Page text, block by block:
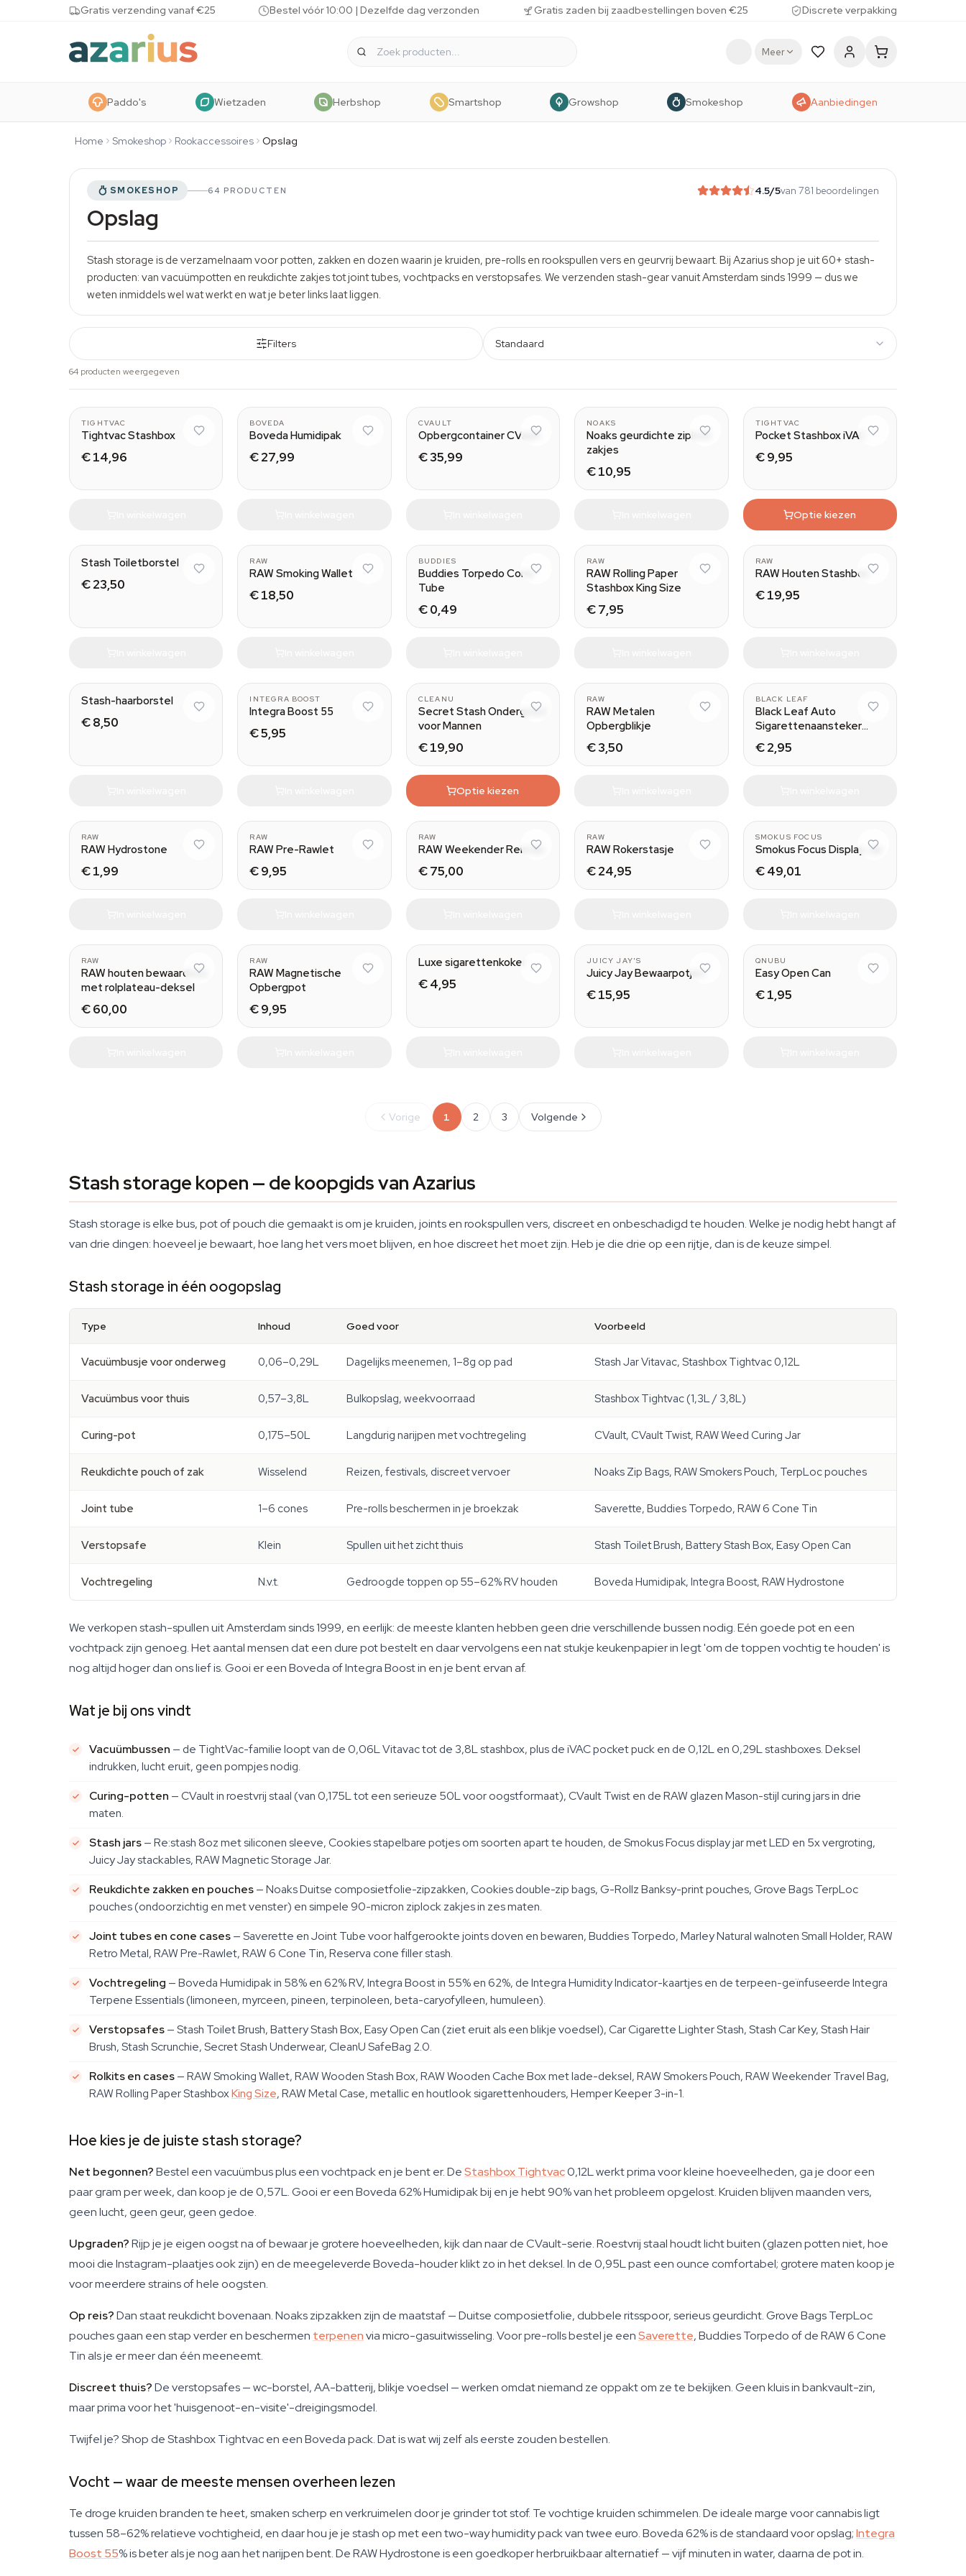
Skip to content Gratis verzending vanaf €25 Bestel vóór 10:00 | Dezelfde dag verzonden Gratis zaden bij zaadbestellingen boven €25 Discrete verpakking
Meer
Paddo's Wietzaden Herbshop Smartshop Growshop Smokeshop Aanbiedingen
Home Smokeshop Rookaccessoires Opslag
SMOKESHOP 64 PRODUCTEN 4.5/5van 781 beoordelingen
Opslag
Stash storage is de verzamelnaam voor potten, zakken en dozen waarin je kruiden, pre-rolls en rookspullen vers en geurvrij bewaart. Bij Azarius shop je uit 60+ stash-
producten: van vacuümpotten en reukdichte zakjes tot joint tubes, vochtpacks en verstopsafes. We verzenden stash-gear vanuit Amsterdam sinds 1999 — dus we
weten inmiddels wel wat werkt en wat je beter links laat liggen.
Filters Standaard
64 producten weergegeven
1.3L
TIGHTVAC
Tightvac Stashbox
€ 14,96
320 g
BOVEDA
Boveda Humidipak
€ 27,99
0.95L
CVAULT
Opbergcontainer CVault
€ 35,99
XS
NOAKS
Noaks geurdichte ziplock
zakjes
€ 10,95
TIGHTVAC
Pocket Stashbox iVAC
€ 9,95
Optie kiezen
Stash Toiletborstel
€ 23,50
RAW
RAW Smoking Wallet
€ 18,50
BUDDIES
Buddies Torpedo Cone
Tube
€ 0,49
RAW
RAW Rolling Paper
Stashbox King Size
€ 7,95
RAW
RAW Houten Stashbox
€ 19,95
Stash-haarborstel
€ 8,50
INTEGRA BOOST
Integra Boost 55
€ 5,95
CLEANU
Secret Stash Ondergoed
voor Mannen
€ 19,90
Optie kiezen
RAW
RAW Metalen
Opbergblikje
€ 3,50
BLACK LEAF
Black Leaf Auto
Sigarettenaansteker
Verstopplek
€ 2,95
RAW
RAW Hydrostone
€ 1,99
RAW
RAW Pre-Rawlet
€ 9,95
RAW
RAW Weekender Reistas
€ 75,00
RAW
RAW Rokerstasje
€ 24,95
SMOKUS FOCUS
Smokus Focus Display Jar
€ 49,01
RAW
RAW houten bewaardoos
met rolplateau-deksel
€ 60,00
RAW
RAW Magnetische
Opbergpot
€ 9,95
Luxe sigarettenkoker
€ 4,95
JUICY JAY'S
Juicy Jay Bewaarpotjes
€ 15,95
QNUBU
Easy Open Can
€ 1,95
Vorige 1 2 3 Volgende
Stash storage kopen — de koopgids van Azarius
Stash storage is elke bus, pot of pouch die gemaakt is om je kruiden, joints en rookspullen vers, discreet en onbeschadigd te houden. Welke je nodig hebt hangt af
van drie dingen: hoeveel je bewaart, hoe lang het vers moet blijven, en hoe discreet het moet zijn. Heb je die drie op een rijtje, dan is de keuze simpel.
Stash storage in één oogopslag
Type Inhoud Goed voor Voorbeeld
Vacuümbusje voor onderweg 0,06–0,29L Dagelijks meenemen, 1–8g op pad Stash Jar Vitavac, Stashbox Tightvac 0,12L
Vacuümbus voor thuis 0,57–3,8L Bulkopslag, weekvoorraad Stashbox Tightvac (1,3L / 3,8L)
Curing-pot 0,175–50L Langdurig narijpen met vochtregeling CVault, CVault Twist, RAW Weed Curing Jar
Reukdichte pouch of zak Wisselend Reizen, festivals, discreet vervoer Noaks Zip Bags, RAW Smokers Pouch, TerpLoc pouches
Joint tube 1–6 cones Pre-rolls beschermen in je broekzak Saverette, Buddies Torpedo, RAW 6 Cone Tin
Verstopsafe Klein Spullen uit het zicht thuis Stash Toilet Brush, Battery Stash Box, Easy Open Can
Vochtregeling N.v.t. Gedroogde toppen op 55–62% RV houden Boveda Humidipak, Integra Boost, RAW Hydrostone
We verkopen stash-spullen uit Amsterdam sinds 1999, en eerlijk: de meeste klanten hebben geen drie verschillende bussen nodig. Eén goede pot en een
vochtpack zijn genoeg. Het aantal mensen dat een dure pot bestelt en daar vervolgens een nat stukje keukenpapier in legt 'om de toppen vochtig te houden' is
nog altijd hoger dan ons lief is. Gooi er een Boveda of Integra Boost in en je bent ervan af.
Wat je bij ons vindt
Vacuümbussen — de TightVac-familie loopt van de 0,06L Vitavac tot de 3,8L stashbox, plus de iVAC pocket puck en de 0,12L en 0,29L stashboxes. Deksel
indrukken, lucht eruit, geen pompjes nodig.
Curing-potten — CVault in roestvrij staal (van 0,175L tot een serieuze 50L voor oogstformaat), CVault Twist en de RAW glazen Mason-stijl curing jars in drie
maten.
Stash jars— Re:stash 8oz met siliconen sleeve, Cookies stapelbare potjes om soorten apart te houden, de Smokus Focus display jar met LED en 5x vergroting,
Juicy Jay stackables, RAW Magnetic Storage Jar.
Reukdichte zakken en pouches— Noaks Duitse composietfolie-zipzakken, Cookies double-zip bags, G-Rollz Banksy-print pouches, Grove Bags TerpLoc
pouches (ondoorzichtig en met venster) en simpele 90-micron ziplock zakjes in zes maten.
Joint tubes en cone cases— Saverette en Joint Tube voor halfgerookte joints doven en bewaren, Buddies Torpedo, Marley Natural walnoten Small Holder, RAW
Retro Metal, RAW Pre-Rawlet, RAW 6 Cone Tin, Reserva cone filler stash.
Vochtregeling — Boveda Humidipak in 58% en 62% RV, Integra Boost in 55% en 62%, de Integra Humidity Indicator-kaartjes en de terpeen-geïnfuseerde Integra
Terpene Essentials (limoneen, myrceen, pineen, terpinoleen, beta-caryofylleen, humuleen).
Verstopsafes— Stash Toilet Brush, Battery Stash Box, Easy Open Can (ziet eruit als een blikje voedsel), Car Cigarette Lighter Stash, Stash Car Key, Stash Hair
Brush, Stash Scrunchie, Secret Stash Underwear, CleanU SafeBag 2.0.
Rolkits en cases— RAW Smoking Wallet, RAW Wooden Stash Box, RAW Wooden Cache Box met lade-deksel, RAW Smokers Pouch, RAW Weekender Travel Bag,
RAW Rolling Paper StashboxKing Size, RAW Metal Case, metallic en houtlook sigarettenhouders, Hemper Keeper 3-in-1.
Hoe kies je de juiste stash storage?
Net begonnen?Bestel een vacuümbus plus een vochtpack en je bent er. DeStashbox Tightvac0,12L werkt prima voor kleine hoeveelheden, ga je door een
paar gram per week, dan koop je de 0,57L. Gooi er een Boveda 62% Humidipak bij en je hebt 90% van het probleem opgelost. Kruiden blijven maanden vers,
geen lucht, geen geur, geen gedoe.
Upgraden?Rijp je je eigen oogst na of bewaar je grotere hoeveelheden, kijk dan naar de CVault-serie. Roestvrij staal houdt licht buiten (glazen potten niet, hoe
mooi die Instagram-plaatjes ook zijn) en de meegeleverde Boveda-houder klikt zo in het deksel. In de 0,95L past een ounce comfortabel; grotere maten koop je
voor meerdere strains of hele oogsten.
Op reis?Dan staat reukdicht bovenaan. Noaks zipzakken zijn de maatstaf — Duitse composietfolie, dubbele ritsspoor, serieus geurdicht. Grove Bags TerpLoc
pouches gaan een stap verder en beschermen terpenenvia micro-gasuitwisseling. Voor pre-rolls bestel je eenSaverette, Buddies Torpedo of de RAW 6 Cone
Tin als je er meer dan één meeneemt.
Discreet thuis?De verstopsafes — wc-borstel, AA-batterij, blikje voedsel — werken omdat niemand ze oppakt om ze te bekijken. Geen kluis in bankvault-zin,
maar prima voor het 'huisgenoot-en-visite'-dreigingsmodel.
Twijfel je? Shop de Stashbox Tightvac en een Boveda pack. Dat is wat wij zelf als eerste zouden bestellen.
Vocht — waar de meeste mensen overheen lezen
Te droge kruiden branden te heet, smaken scherp en verkruimelen door je grinder tot stof. Te vochtige kruiden schimmelen. De ideale marge voor cannabis ligt
tussen 58–62% relatieve vochtigheid, en daar hou je je stash op met een two-way humidity pack van twee euro. Boveda 62% is de standaard voor opslag;Integra
Boost 55% is beter als je nog aan het narijpen bent. De RAW Hydrostone is een goedkoper herbruikbaar alternatief — vijf minuten in water, daarna de pot in.